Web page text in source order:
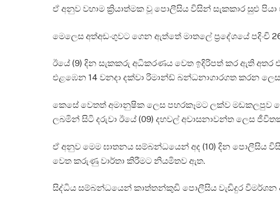
ඒ අනුව වහාම ක්‍රියාත්මක වූ පොලීසිය විසින් සැකකාර සුළු
මෙලෙස අත්අඩංගුවට ගෙන ඇත්තේ මාතලේ ප්‍රදේශයේ පදිංචි
ඊයේ (9) දින සැකකරු අධිකරණය වෙත ඉදිරිපත් කර ඇති
එළඹෙන 14 වනදා දක්වා රිමාන්ඩ් බන්ධනාගාරගත කරන
කෙසේ වෙතත් අමානුෂික ලෙස පහරකෑමට ලක්ව මඩකලපුව
ලබමින් සිටි දරුවා ඊයේ (09) දහවල් අවාසනාවන්ත ලෙස
ඒ අනුව මෙම ඝාතනය සම්බන්ධයෙන් අද (10) දින පොලීසිය
වෙත කරුණු වාර්තා කිරීමට නියමිතව ඇත.
සිද්ධිය සම්බන්ධයෙන් කාත්තන්කුඩි පොලීසිය වැඩිදුර විමර්ශන